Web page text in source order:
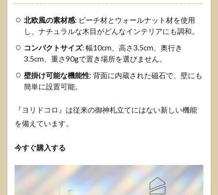
北欧風の素材感: ビーチ材とウォールナット材を使用
し、ナチュラルな木目がどんなインテリアにも調和。
コンパクトサイズ: 幅10cm、高さ3.5cm、奥行き
3.5cm、重さ90gで置き場所を選びません。
壁掛け可能な機能性: 背面に内蔵された磁石で、壁にも
簡単に設置可能。
『ヨリドコロ』は従来の御神札立てにはない新しい機能
を備えています。
今すぐ購入する